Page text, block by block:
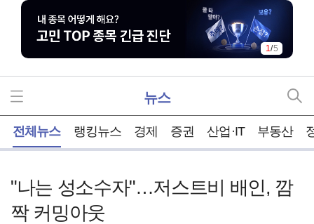
1/5
뉴스
전체뉴스 랭킹뉴스 경제 증권 산업·IT 부동산
"나는 성소수자"…저스트비 배인, 깜
짝 커밍아웃